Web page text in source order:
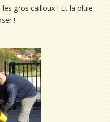
gros cailloux ! Et la pluie
!